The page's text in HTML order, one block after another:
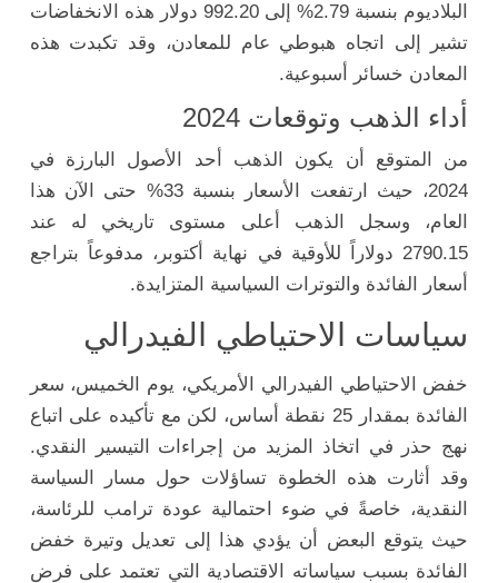
البلاديوم بنسبة 2.79% إلى 992.20 دولار هذه الانخفاضات
تشير إلى اتجاه هبوطي عام للمعادن، وقد تكبدت هذه
المعادن خسائر أسبوعية.
أداء الذهب وتوقعات 2024
من المتوقع أن يكون الذهب أحد الأصول البارزة في
2024، حيث ارتفعت الأسعار بنسبة 33% حتى الآن هذا
العام، وسجل الذهب أعلى مستوى تاريخي له عند
2790.15 دولاراً للأوقية في نهاية أكتوبر، مدفوعاً بتراجع
أسعار الفائدة والتوترات السياسية المتزايدة.
سياسات الاحتياطي الفيدرالي
خفض الاحتياطي الفيدرالي الأمريكي، يوم الخميس، سعر
الفائدة بمقدار 25 نقطة أساس، لكن مع تأكيده على اتباع
نهج حذر في اتخاذ المزيد من إجراءات التيسير النقدي.
وقد أثارت هذه الخطوة تساؤلات حول مسار السياسة
النقدية، خاصةً في ضوء احتمالية عودة ترامب للرئاسة،
حيث يتوقع البعض أن يؤدي هذا إلى تعديل وتيرة خفض
الفائدة بسبب سياساته الاقتصادية التي تعتمد على فرض